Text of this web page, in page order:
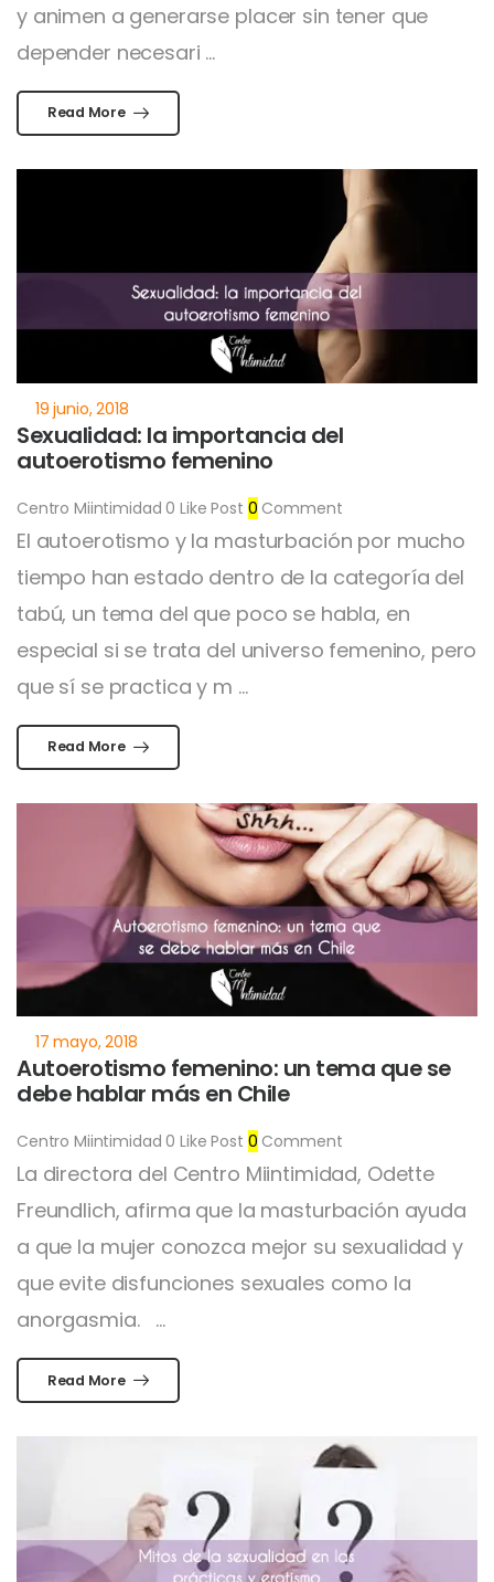
y animen a generarse placer sin tener que
depender necesari ...
Read More
Sexualidad: la importancia del
autoerotismo femenino
Centro Miintimidad 0 Like Post 0 Comment
El autoerotismo y la masturbación por mucho
tiempo han estado dentro de la categoría del
tabú, un tema del que poco se habla, en
especial si se trata del universo femenino, pero
que sí se practica y m ...
Read More
Autoerotismo femenino: un tema que se
debe hablar más en Chile
Centro Miintimidad 0 Like Post 0 Comment
La directora del Centro Miintimidad, Odette
Freundlich, afirma que la masturbación ayuda
a que la mujer conozca mejor su sexualidad y
que evite disfunciones sexuales como la
anorgasmia. ...
Read More